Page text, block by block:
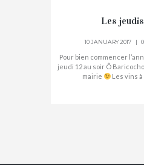
Les
10 JANUARY 2017
Pour bien commencer
jeudi 12 au soir Ô
mairie
Les vins à